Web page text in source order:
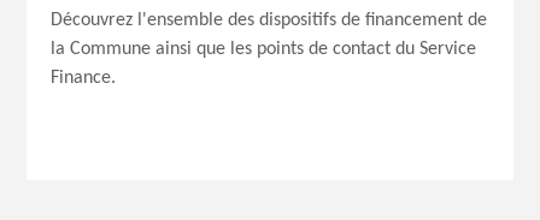
Découvrez l'ensemble des dispositifs de financement de
la Commune ainsi que les points de contact du Service
Finance.